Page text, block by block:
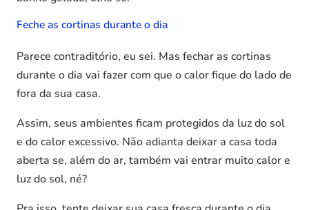
Feche as cortinas durante o dia
Parece contraditório, eu sei. Mas fechar as cortinas
durante o dia vai fazer com que o calor fique do lado de
fora da sua casa.
Assim, seus ambientes ficam protegidos da luz do sol
e do calor excessivo. Não adianta deixar a casa toda
aberta se, além do ar, também vai entrar muito calor e
luz do sol, né?